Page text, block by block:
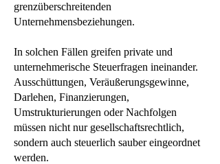
grenzüberschreitenden
Unternehmensbeziehungen.
In solchen Fällen greifen private und
unternehmerische Steuerfragen ineinander.
Ausschüttungen, Veräußerungsgewinne,
Darlehen, Finanzierungen,
Umstrukturierungen oder Nachfolgen
müssen nicht nur gesellschaftsrechtlich,
sondern auch steuerlich sauber eingeordnet
werden.